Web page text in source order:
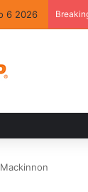
6 2026